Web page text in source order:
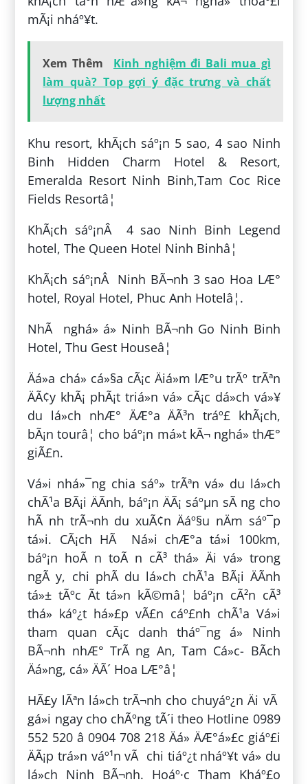
mÃ¡i nháº¥t.
Xem Thêm
Kinh nghiệm đi Bali mua gì
làm quà? Top gợi ý đặc trưng và chất
lượng nhất
Khu resort, khÃ¡ch sáº¡n 5 sao, 4 sao Ninh
Binh Hidden Charm Hotel & Resort,
Emeralda Resort Ninh Binh,Tam Coc Rice
Fields Resortâ¦
KhÃ¡ch sáº¡nÂ 4 sao Ninh Binh Legend
hotel, The Queen Hotel Ninh Binhâ¦
KhÃ¡ch sáº¡nÂ Ninh BÃ¬nh 3 sao Hoa LÆ°
hotel, Royal Hotel, Phuc Anh Hotelâ¦.
NhÃ nghá» á» Ninh BÃ¬nh Go Ninh Binh
Hotel, Thu Gest Houseâ¦
Äá»a chá» cá»§a cÃ¡c Äiá»m lÆ°u trÃº trÃªn
ÄÃ¢y khÃ¡ phÃ¡t triá»n vá» cÃ¡c dá»ch vá»¥
du lá»ch nhÆ° ÄÆ°a ÄÃ³n tráº£ khÃ¡ch,
bÃ¡n tourâ¦ cho báº¡n má»t kÃ¬ nghá» thÆ°
giÃ£n.
Vá»i nhá»¯ng chia sáº» trÃªn vá» du lá»ch
chÃ¹a BÃ¡i ÄÃ­nh, báº¡n ÄÃ¡ sáºµn sÃ ng cho
hÃ nh trÃ¬nh du xuÃ¢n Äáº§u nÄm sáº¯p
tá»i. CÃ¡ch HÃ Ná»i chÆ°a tá»i 100km,
báº¡n hoÃ n toÃ n cÃ³ thá» Äi vá» trong
ngÃ y, chi phÃ­ du lá»ch chÃ¹a BÃ¡i ÄÃ­nh
tá»± tÃºc Ã­t tá»n kÃ©mâ¦ báº¡n cÃ²n cÃ³
thá» káº¿t há»£p vÃ£n cáº£nh chÃ¹a Vá»i
tham quan cÃ¡c danh tháº¯ng á» Ninh
BÃ¬nh nhÆ° TrÃ ng An, Tam Cá»c- BÃ­ch
Äá»ng, cá» ÄÃ´ Hoa LÆ°â¦
HÃ£y lÃªn lá»ch trÃ¬nh cho chuyáº¿n Äi vÃ
gá»i ngay cho chÃºng tÃ´i theo Hotline 0989
552 520 â 0904 708 218 Äá» ÄÆ°á»£c giáº£i
ÄÃ¡p trá»n váº¹n vÃ chi tiáº¿t nháº¥t vá» du
lá»ch Ninh BÃ¬nh. Hoáº·c Tham Kháº£o